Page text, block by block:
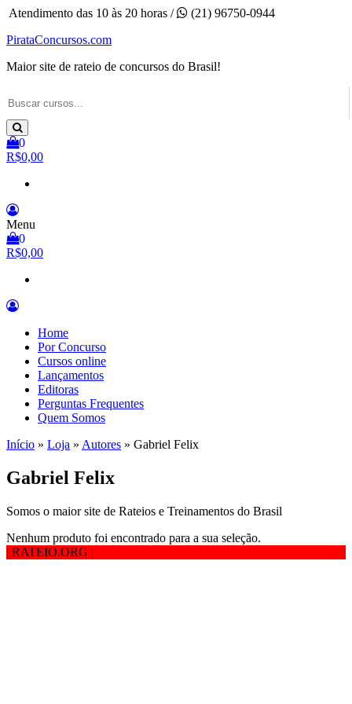
Pular
o
Atendimento das 10 às 20 horas /
(21) 96750-0944
PirataConcursos.com
Maior site de rateio de concursos do Brasil!
0
R$0,00
Menu
0
R$0,00
Home
Por Concurso
Cursos online
Lançamentos
Editoras
Perguntas Frequentes
Quem Somos
Início » Loja » Autores » Gabriel Felix
Gabriel Felix
Somos o maior site de Rateios e Treinamentos do Brasil
Nenhum produto foi encontrado para a sua seleção.
| RATEIO.ORG |